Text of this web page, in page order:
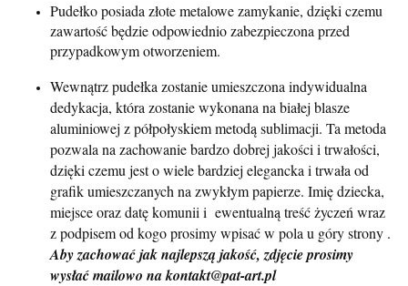
Pudełko posiada złote metalowe zamykanie, dzięki czemu
zawartość będzie odpowiednio zabezpieczona przed
przypadkowym otworzeniem.
Wewnątrz pudełka zostanie umieszczona indywidualna
dedykacja, która zostanie wykonana na białej blasze
aluminiowej z półpołyskiem metodą sublimacji. Ta metoda
pozwala na zachowanie bardzo dobrej jakości i trwałości,
dzięki czemu jest o wiele bardziej elegancka i trwała od
grafik umieszczanych na zwykłym papierze. Imię dziecka,
miejsce oraz datę komunii i ewentualną treść życzeń wraz
z podpisem od kogo prosimy wpisać w pola u góry strony .
Aby zachować jak najlepszą jakość, zdjęcie prosimy
wysłać mailowo na kontakt@pat-art.pl